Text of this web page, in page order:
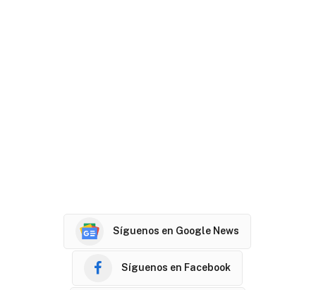
Síguenos en Google News
Síguenos en Facebook